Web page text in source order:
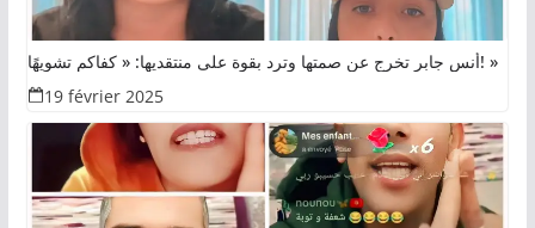
أنس جابر تخرج عن صمتها وترد بقوة على منتقديها: « كفاكم تشويهًا! »
19 février 2025